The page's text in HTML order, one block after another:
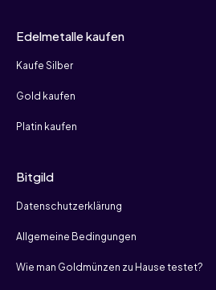
Edelmetalle kaufen
Kaufe Silber
Gold kaufen
Platin kaufen
Bitgild
Datenschutzerklärung
Allgemeine Bedingungen
Wie man Goldmünzen zu Hause testet?